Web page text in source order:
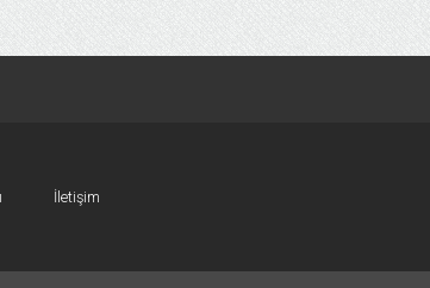
İletişim